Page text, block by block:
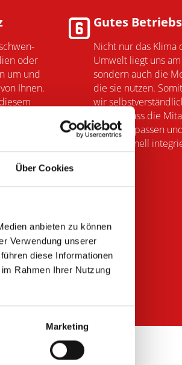
Über Cookies
anbieten zu können
Verwendung unserer
diese Informationen
Rahmen Ihrer Nutzung
Marketing
oder
um und
Ihnen.
Gutes
Nicht nur das Klima
Umwelt liegt uns
son­dern auch die
die sie nutzen.
wir
darauf, dass die
ein­an­der passen
le­gen schnell